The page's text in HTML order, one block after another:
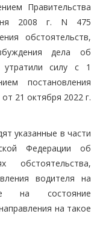
Правительства
2008 г. N 475
обстоятельств,
дела об
утратили силу с 1
постановления
21 октября 2022 г.
указанные в части
Федерации об
обстоятельства,
водителя на
на состояние
на такое